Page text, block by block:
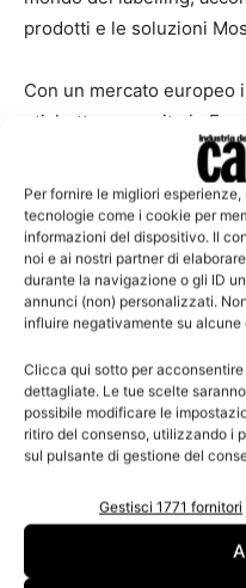
Per fornire le migliori
tecnologie come i cookie per
informazioni del dispositivo. Il
noi e ai nostri partner di
durante la navigazione o gli ID
annunci (non) personalizzati.
influire negativamente su
Clicca qui sotto per
dettagliate. Le tue scelte
possibile modificare le
ritiro del consenso, utilizzando i
sul pulsante di gestione del
Gestisci 1771 fornitori
prodotti e le soluzioni
Con un mercato europeo
etichette procapite in
persona, superiore a
nell’Europa Orientale,
cento annuo, Labelexpo
presentare al mondo la
monopatinate specifiche
monopatinate per frontali
specifici come vino,
olio e aceto – e Clay
La dinamica Business
alle carte speciali e alle
quelle a cui il cliente non
garantire sempre